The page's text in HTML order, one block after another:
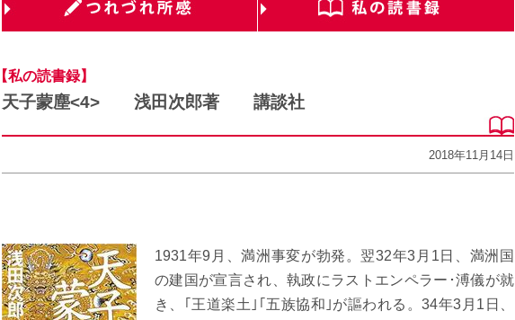
【私の読書録】
天子蒙塵<4> 浅田次郎著 講談社
2018年11月14日
1931年9月、満洲事変が勃発。翌32年3月1日、満洲国
の建国が宣言され、執政にラストエンペラー･溥儀が就
き、｢王道楽土｣｢五族協和｣が謳われる。34年3月1日、